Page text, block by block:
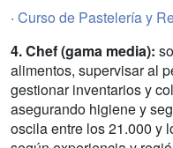
· Curso de Pastelería y
4. Chef (gama media):
alimentos, supervisar al
gestionar inventarios y
asegurando higiene y
oscila entre los 21.000 y